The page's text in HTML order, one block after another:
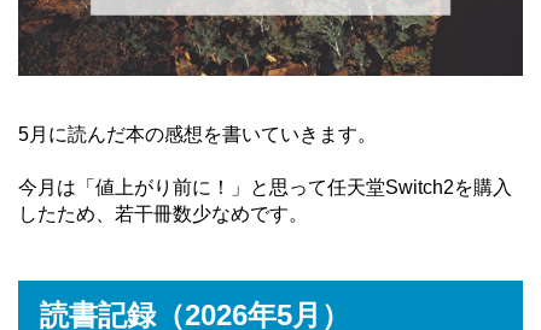
5月に読んだ本の感想を書いていきます。
今月は「値上がり前に！」と思って任天堂Switch2を購入
したため、若干冊数少なめです。
読書記録（2026年5月）